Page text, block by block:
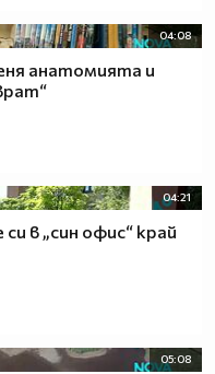
04:08
анатомията и
04:21
в „син офис“ край
05:08